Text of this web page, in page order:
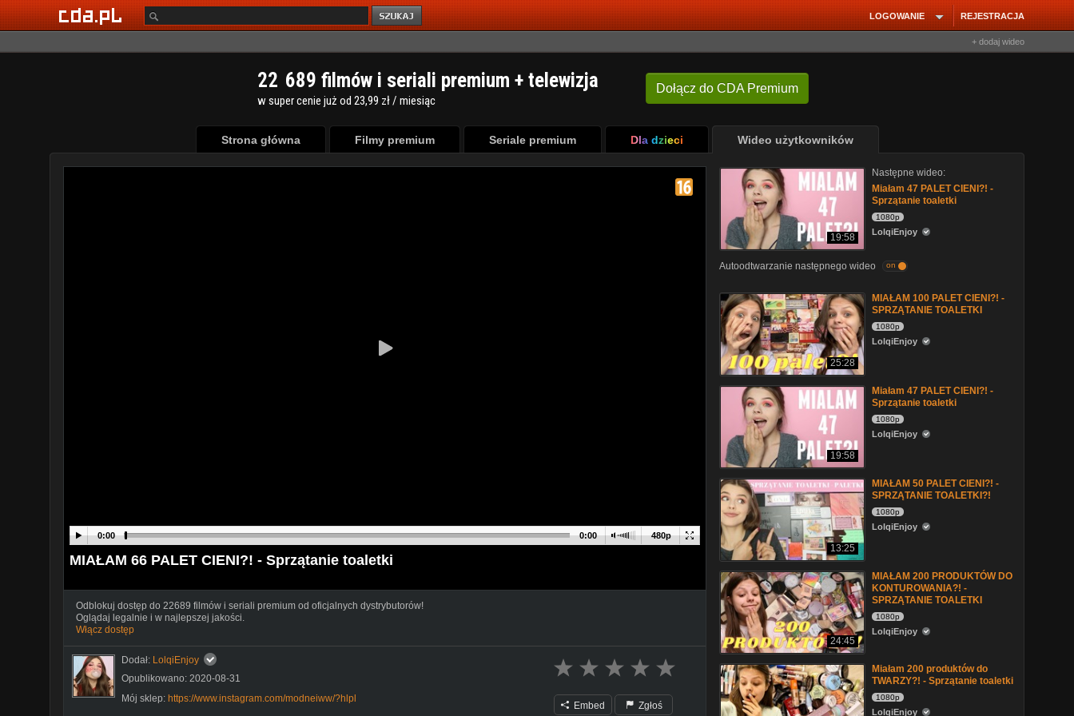
REJESTRACJA
LOGOWANIE
+ dodaj wideo
Dołącz do CDA Premium
22 689 filmów i seriali premium + telewizja
w super cenie już od 23,99 zł / miesiąc
Strona główna Filmy premium Seriale premium Dla dzieci Wideo użytkowników
480p
0:00 0:00
MIAŁAM 66 PALET CIENI?! - Sprzątanie toaletki
Odblokuj dostęp do 22689 filmów i seriali premium od oficjalnych dystrybutorów!
Oglądaj legalnie i w najlepszej jakości.
Włącz dostęp
Dodał: LolqiEnjoy
Opublikowano: 2020-08-31
Mój sklep: https://www.instagram.com/modneiww/?hlpl
Embed Zgłoś
19:58
Następne wideo:
Miałam 47 PALET CIENI?! -
Sprzątanie toaletki
1080p
LolqiEnjoy
Autoodtwarzanie następnego wideo on
25:28
MIAŁAM 100 PALET CIENI?! -
SPRZĄTANIE TOALETKI
1080p
LolqiEnjoy
19:58
Miałam 47 PALET CIENI?! -
Sprzątanie toaletki
1080p
LolqiEnjoy
13:25
MIAŁAM 50 PALET CIENI?! -
SPRZĄTANIE TOALETKI?!
1080p
LolqiEnjoy
24:45
MIAŁAM 200 PRODUKTÓW DO
KONTUROWANIA?! -
SPRZĄTANIE TOALETKI
1080p
LolqiEnjoy
Miałam 200 produktów do
TWARZY?! - Sprzątanie toaletki
1080p
LolqiEnjoy